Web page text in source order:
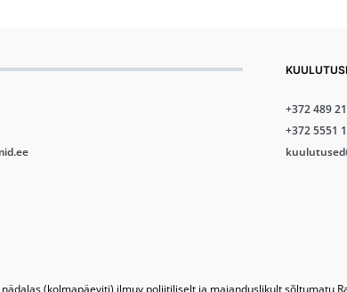
+372 489
+372 5551
(kolmapäeviti) ilmuv poliitiliselt ja majanduslikult sõltumatu